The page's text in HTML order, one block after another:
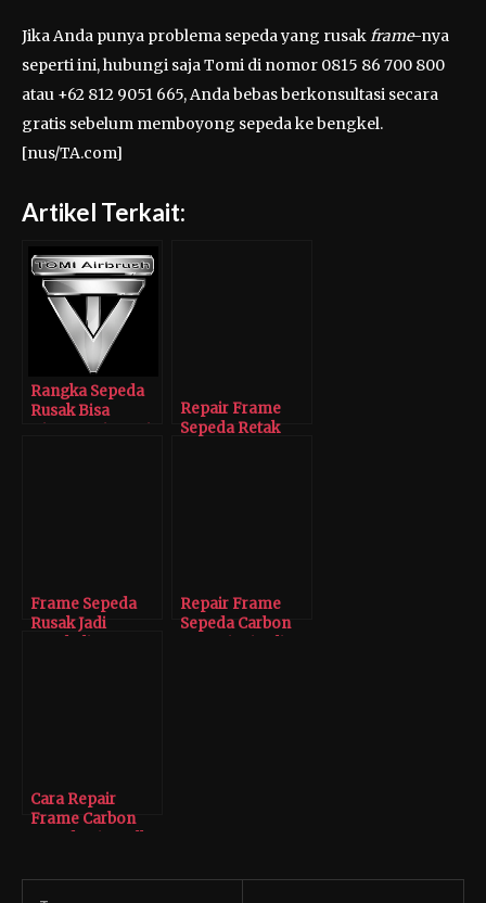
Jika Anda punya problema sepeda yang rusakframe-nya
seperti ini, hubungi saja Tomi di nomor 0815 86 700 800
atau +62 812 9051 665, Anda bebas berkonsultasi secara
gratis sebelum memboyong sepeda ke bengkel.
[nus/TA.com]
Artikel Terkait:
Rangka Sepeda
Rusak Bisa
Repair Frame
Sepeda Retak
Frame Sepeda
Rusak Jadi
Repair Frame
Sepeda Carbon
Cara Repair
Frame Carbon
Dipakai Kembali